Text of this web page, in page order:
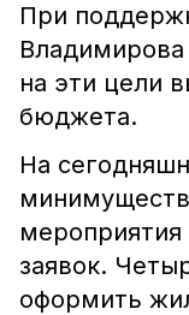
При
Владимирова
на эти цели
бюджета.
На
мероприятия
заявок.
оформить